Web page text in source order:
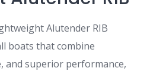
Alutender RIB
boats that combine
and superior performance,